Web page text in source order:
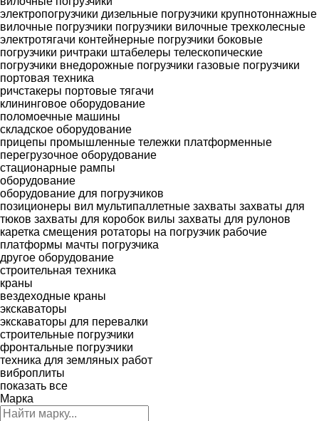
электропогрузчики дизельные погрузчики крупнотоннажные
вилочные погрузчики погрузчики вилочные трехколесные
электротягачи контейнерные погрузчики боковые
погрузчики ричтраки штабелеры телескопические
погрузчики внедорожные погрузчики газовые погрузчики
портовая техника
ричстакеры портовые тягачи
клининговое оборудование
поломоечные машины
складское оборудование
прицепы промышленные тележки платформенные
перегрузочное оборудование
стационарные рампы
оборудование
оборудование для погрузчиков
позиционеры вил мультипаллетные захваты захваты для
тюков захваты для коробок вилы захваты для рулонов
каретка смещения ротаторы на погрузчик рабочие
платформы мачты погрузчика
другое оборудование
строительная техника
краны
вездеходные краны
экскаваторы
экскаваторы для перевалки
строительные погрузчики
фронтальные погрузчики
техника для земляных работ
виброплиты
показать все
Марка